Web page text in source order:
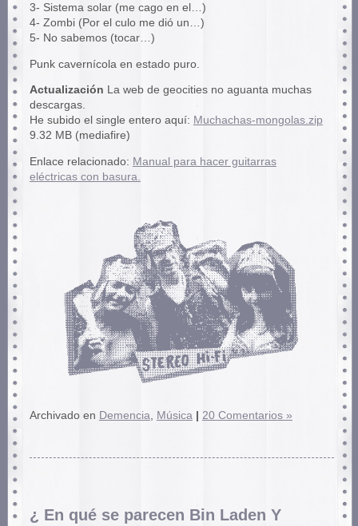
3- Sistema solar (me cago en el…)
4- Zombi (Por el culo me dió un…)
5- No sabemos (tocar…)
Punk cavernícola en estado puro.
Actualización La web de geocities no aguanta muchas
descargas.
He subido el single entero aquí: Muchachas-mongolas.zip
9.32 MB (mediafire)
Enlace relacionado: Manual para hacer guitarras
eléctricas con basura.
Archivado en Demencia Música 20 Comentarios »
¿ En qué se parecen Bin Laden Y